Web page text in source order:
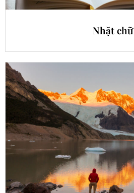
Nhặt chữ